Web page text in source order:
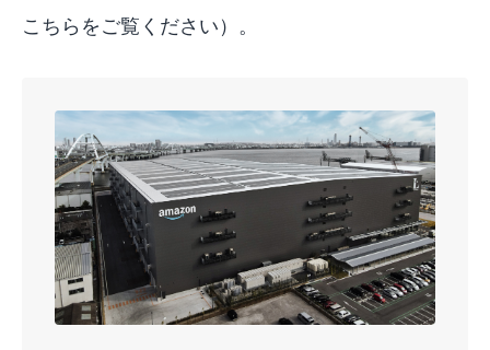
こちら をご覧ください）。